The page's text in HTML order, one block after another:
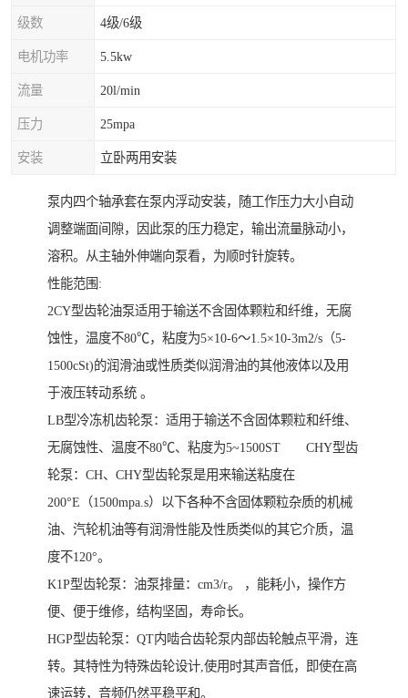
级数 4级/6级
电机功率 5.5kw
流量 20l/min
压力 25mpa
安装 立卧两用安装
泵内四个轴承套在泵内浮动安装，随工作压力大小自动
调整端面间隙，因此泵的压力稳定，输出流量脉动小，
溶积。从主轴外伸端向泵看，为顺时针旋转。
性能范围:
2CY型齿轮油泵适用于输送不含固体颗粒和纤维，无腐
蚀性，温度不80℃，粘度为5×10-6～1.5×10-3m2/s（5-
1500cSt)的润滑油或性质类似润滑油的其他液体以及用
于液压转动系统 。
LB型冷冻机齿轮泵：适用于输送不含固体颗粒和纤维、
无腐蚀性、温度不80℃、粘度为5~1500ST CHY型齿
轮泵：CH、CHY型齿轮泵是用来输送粘度在
200°E（1500mpa.s）以下各种不含固体颗粒杂质的机械
油、汽轮机油等有润滑性能及性质类似的其它介质，温
度不120°。
K1P型齿轮泵：油泵排量：cm3/r。 ，能耗小，操作方
便、便于维修，结构坚固，寿命长。
HGP型齿轮泵：QT内啮合齿轮泵内部齿轮触点平滑，连
转。其特性为特殊齿轮设计,使用时其声音低，即使在高
速运转，音频仍然平稳平和。